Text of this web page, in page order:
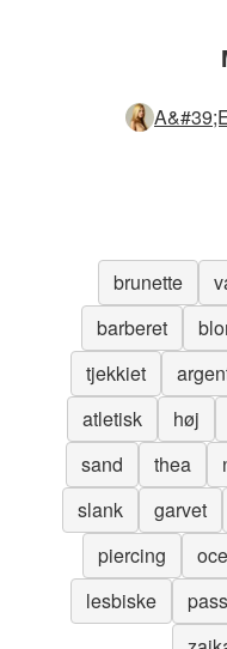
brunette
barberet
tjekkiet
atletisk
høj
sand
thea
slank
garvet
piercing
lesbiske